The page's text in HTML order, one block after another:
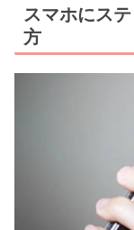
スマホにス
方